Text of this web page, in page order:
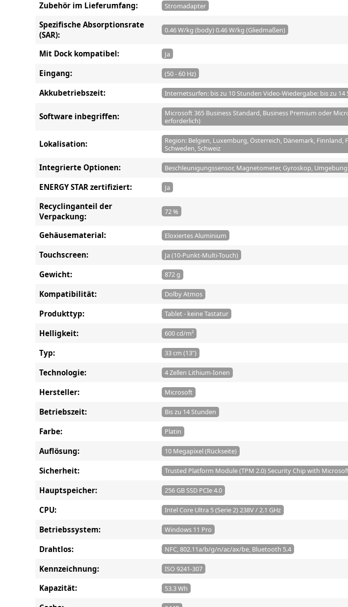
Zubehör im Lieferumfang: Stromadapter
Spezifische Absorptionsrate
(SAR):
0.46 W/kg (body) 0.46 W/kg (Gliedmaßen)
Mit Dock kompatibel: Ja
Eingang: (50 - 60 Hz)
Akkubetriebszeit: Internetsurfen: bis zu 10 Stunden Video-Wiedergabe: bis zu 14
Software inbegriffen:
Microsoft 365 Business Standard, Business Premium oder
erforderlich)
Lokalisation:
Region: Belgien, Luxemburg, Österreich, Dänemark,
Schweden, Schweiz
Integrierte Optionen: Beschleunigungssensor, Magnetometer, Gyroskop,
ENERGY STAR zertifiziert: Ja
Recyclinganteil der
Verpackung:
72 %
Gehäusematerial: Eloxiertes Aluminium
Touchscreen: Ja (10-Punkt-Multi-Touch)
Gewicht: 872 g
Kompatibilität: Dolby Atmos
Produkttyp: Tablet - keine Tastatur
Helligkeit: 600 cd/m²
Typ: 33 cm (13")
Technologie: 4 Zellen Lithium-Ionen
Hersteller: Microsoft
Betriebszeit: Bis zu 14 Stunden
Farbe: Platin
Auflösung: 10 Megapixel (Rückseite)
Sicherheit: Trusted Platform Module (TPM 2.0) Security Chip with
Hauptspeicher: 256 GB SSD PCIe 4.0
CPU: Intel Core Ultra 5 (Serie 2) 238V / 2.1 GHz
Betriebssystem: Windows 11 Pro
Drahtlos: NFC, 802.11a/b/g/n/ac/ax/be, Bluetooth 5.4
Kennzeichnung: ISO 9241-307
Kapazität: 53.3 Wh